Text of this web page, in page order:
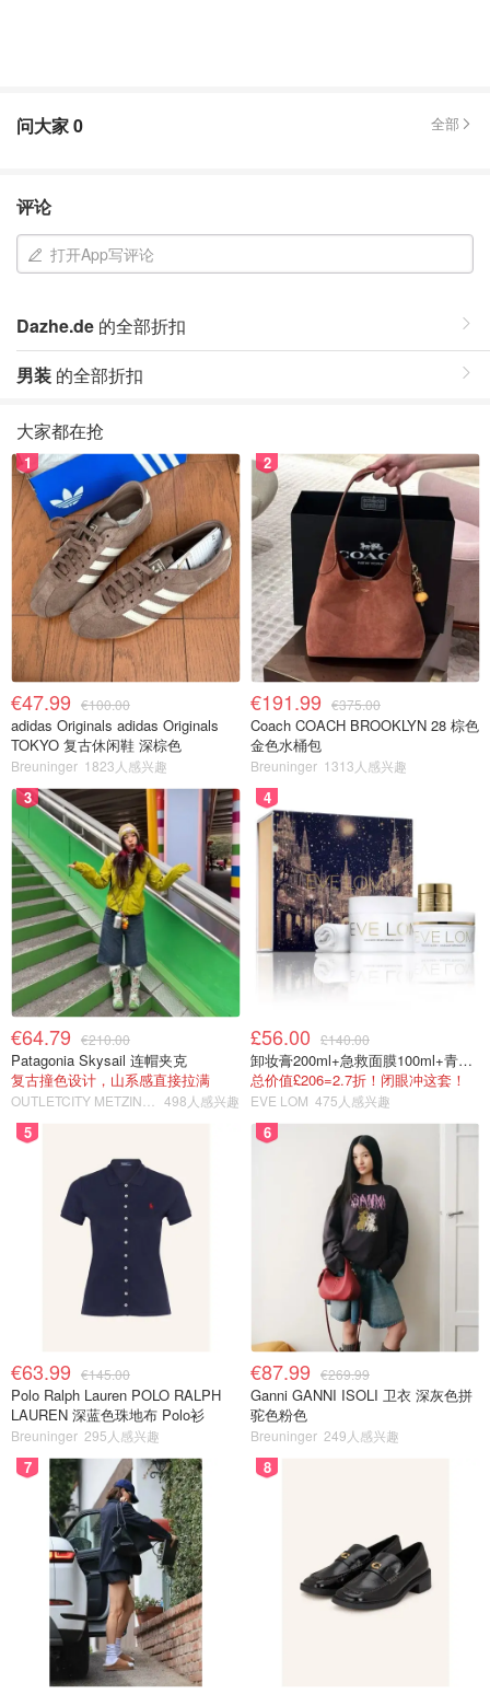
问大家0 全部
评论
打开App写评论
Dazhe.de 的全部折扣
男装 的全部折扣
大家都在抢
1
€47.99 €100.00
adidas Originals adidas Originals
TOKYO 复古休闲鞋 深棕色
Breuninger 1823人感兴趣
2
€191.99 €375.00
Coach COACH BROOKLYN 28 棕色
金色水桶包
Breuninger 1313人感兴趣
3
€64.79 €210.00
Patagonia Skysail 连帽夹克
复古撞色设计，山系感直接拉满
498人感兴趣
4
£56.00 £140.00
卸妆膏200ml+急救面膜100ml+青春面霜15ml
总价值£206=2.7折！闭眼冲这套！
EVE LOM 475人感兴趣
5
€63.99 €145.00
Polo Ralph Lauren POLO RALPH
LAUREN 深蓝色珠地布 Polo衫
Breuninger 295人感兴趣
6
€87.99 €269.99
Ganni GANNI ISOLI 卫衣 深灰色拼
驼色粉色
Breuninger 249人感兴趣
7 8